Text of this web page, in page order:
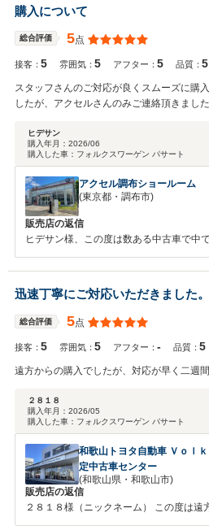
お店まで足を運んで頂き感謝しております。 ご希望通りのお車が
かり、ご満足いただきまして従業員一度非
下取りの売却も弊社にお任せ頂きましてあ
き続き新しいお車の整備、アフターサー
ー宮崎
購入について
総合評価 5点
接客：5 雰囲気：5 アフター：5 品質：5
スタッフさんのご対応が良くスムーズに購
したが、アクセルさんのみご連絡頂きまし
ヒデサン
購入年月： 2026/06
購入した車： フォルクスワーゲン パサート
アクセル調布ショールーム
(東京都・調布市)
販売店の返信
ヒデサン様、この度は数ある中古車で中
ました店舗を代表し感謝申し上げます。
拝見し、私どもしましてもカスタム後の
切に整備を進めて参りますので、暫し楽
せ。
迅速丁寧にご対応いただきました。
総合評価 5点
接客：5 雰囲気：5 アフター：- 品質：5
遠方からの購入でしたが、対応が早く二週
２８１８
購入年月： 2026/05
購入した車： フォルクスワーゲン パサート
和歌山トヨタ自動車 Ｖｏｌ
定中古車センター
(和歌山県・和歌山市)
販売店の返信
２８１８様（ニックネーム） この度は遠
高評価の口コミをお寄せいただき誠にあ